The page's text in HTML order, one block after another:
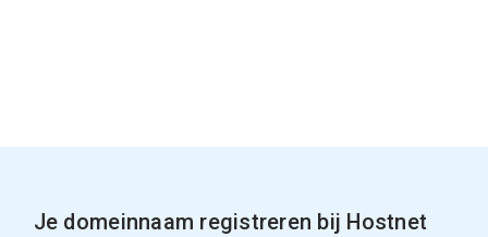
Je domeinnaam registreren bij Hostnet